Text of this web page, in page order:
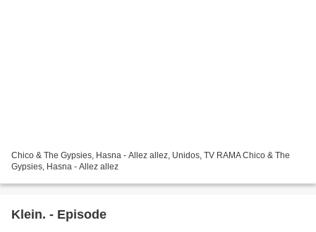
Chico & The Gypsies, Hasna - Allez allez, Unidos, TV RAMA Chico & The
Gypsies, Hasna - Allez allez
Klein. - Episode